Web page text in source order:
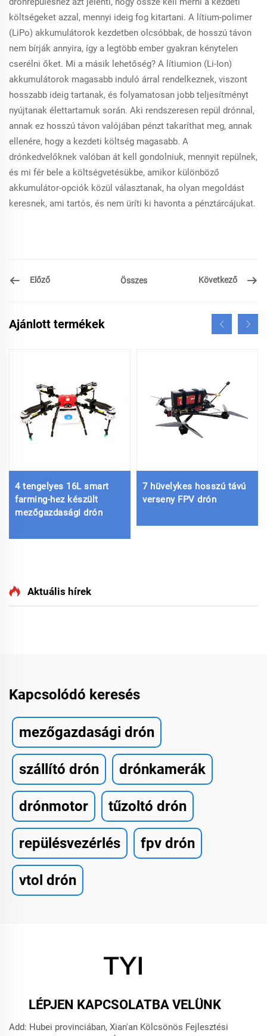
költségeket azzal, mennyi ideig fog kitartani. A lítium-polimer
(LiPo) akkumulátorok kezdetben olcsóbbak, de hosszú távon
nem bírják annyira, így a legtöbb ember gyakran kénytelen
cserélni őket. Mi a másik lehetőség? A lítiumion (Li-Ion)
akkumulátorok magasabb induló árral rendelkeznek, viszont
hosszabb ideig tartanak, és folyamatosan jobb teljesítményt
nyújtanak élettartamuk során. Aki rendszeresen repül drónnal,
annak ez hosszú távon valójában pénzt takaríthat meg, annak
ellenére, hogy a kezdeti költség magasabb. A
drónkedvelőknek valóban át kell gondolniuk, mennyit repülnek,
és mi fér bele a költségvetésükbe, amikor különböző
akkumulátor-opciók közül választanak, ha olyan megoldást
keresnek, ami tartós, és nem üríti ki havonta a pénztárcájukat.
Előző Összes Következő
Ajánlott termékek
4 tengelyes 16L smart
farming-hez készült
mezőgazdasági drón
7 hüvelykes hosszú távú
verseny FPV drón
Aktuális hírek
Kapcsolódó keresés
mezőgazdasági drón
szállító drón drónkamerák
drónmotor tűzoltó drón
repülésvezérlés fpv drón
vtol drón
LÉPJEN KAPCSOLATBA VELÜNK
Add: Hubei provinciában, Xian'an Kölcsönös Fejlesztési